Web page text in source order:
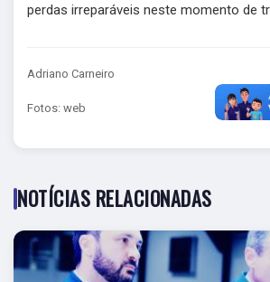
perdas irreparáveis neste momento de
Adriano Carneiro
Fotos: web
NOTÍCIAS RELACIONADAS